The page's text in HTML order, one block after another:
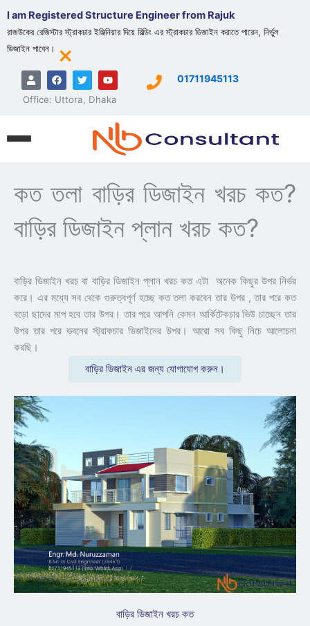
I am Registered Structure Engineer from Rajuk
রাজউকের রেজিস্টার স্ট্রাকচার ইঞ্জিনিয়ার দিয়ে বিল্ডিং এর স্ট্রাকচার ডিজাইন করাতে পারেন, নির্ভুল
ডিজাইন পাবেন। ×
U
s
e
r
F
a
c
e
T
w
i
t
Y
o
u
t
e
Office: Uttora, Dhaka
01711945113
কত তলা বাড়ির ডিজাইন খরচ কত?
বাড়ির ডিজাইন প্লান খরচ কত?
বাড়ির ডিজাইন খরচ বা বাড়ির ডিজাইন প্লান খরচ কত এটা অনেক কিছুর উপর নির্ভর
করে। এর মধ্যে সব থেকে গুরুত্বপূর্ণ হচ্ছে কত তলা করবেন তার উপর , তার পরে কত
বড়ো ছাদের মাপ হবে তার উপর। তার পরে আপনি কেমন আর্কিটেকচার ভিউ চাচ্ছেন তার
উপর তার পরে ভবনের স্ট্রাকচার ডিজাইনের উপর। আরো সব কিছু নিচে আলোচনা
করছি।
বাড়ির ডিজাইন এর জন্য যোগাযোগ করুন।
বাড়ির ডিজাইন খরচ কত